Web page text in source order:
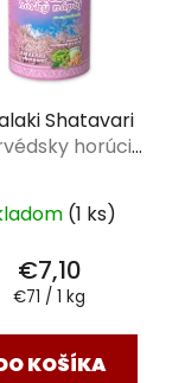
Shatavari
horúci
(1 ks)
€7,10
Jednotková
€71 / 1 kg
KOŠÍKA